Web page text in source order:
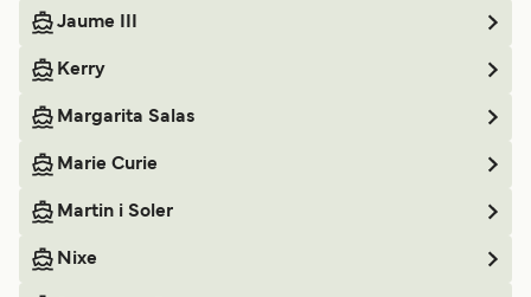
Jaume III
Kerry
Margarita Salas
Marie Curie
Martin i Soler
Nixe